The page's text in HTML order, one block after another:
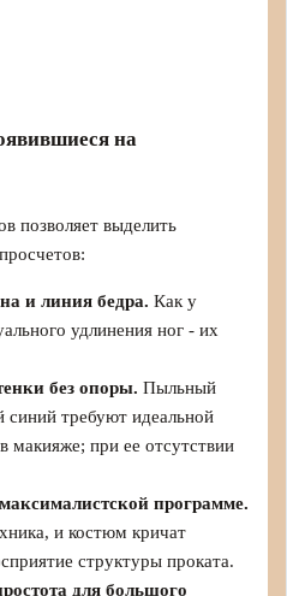
на
позволяет выделить
и линия бедра. Как у
удлинения ног - их
без опоры. Пыльный
требуют идеальной
макияже; при ее отсутствии
программе.
и костюм кричат
структуры проката.
для большого